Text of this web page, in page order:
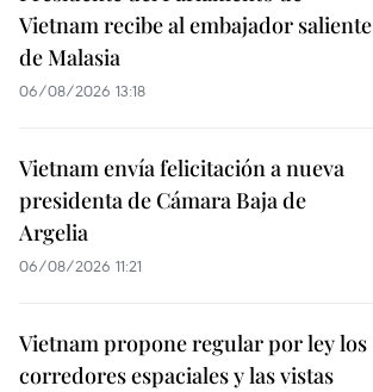
Vietnam recibe al embajador saliente
de Malasia
06/08/2026 13:18
Vietnam envía felicitación a nueva
presidenta de Cámara Baja de
Argelia
06/08/2026 11:21
Vietnam propone regular por ley los
corredores espaciales y las vistas